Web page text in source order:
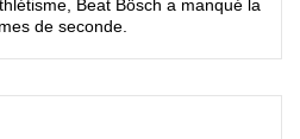
Beat Bösch a manqué la
de seconde.